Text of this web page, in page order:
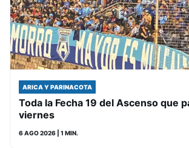
ARICA Y PARINACOTA
Toda la Fecha 19 del Ascenso que
viernes
6 AGO 2026 | 1 MIN.